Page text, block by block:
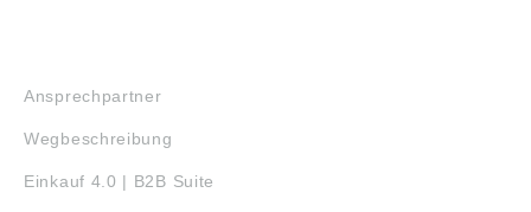
Ansprechpartner
Wegbeschreibung
Einkauf 4.0 | B2B Suite